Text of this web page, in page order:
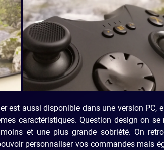
est aussi disponible dans une version PC,
caractéristiques. Question design on
et une plus grande sobriété. On
personnaliser vos commandes mais